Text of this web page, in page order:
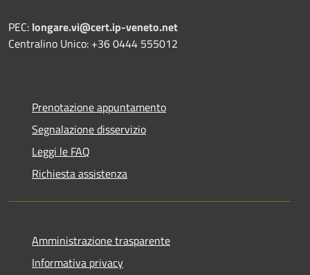
PEC: longare.vi@cert.ip-veneto.net
Centralino Unico: +36 0444 555012
Prenotazione appuntamento
Segnalazione disservizio
Leggi le FAQ
Richiesta assistenza
Amministrazione trasparente
Informativa privacy